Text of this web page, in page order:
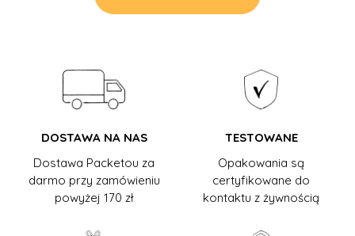
DOSTAWA NA NAS
Dostawa Packetou za
darmo przy zamówieniu
powyżej 170 zł
TESTOWANE
Opakowania są
certyfikowane do
kontaktu z żywnością